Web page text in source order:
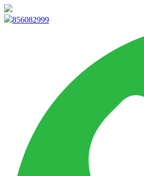
856082999